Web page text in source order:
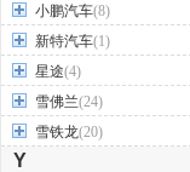
小鹏汽车(8)
新特汽车(1)
星途(4)
雪佛兰(24)
雪铁龙(20)
Y